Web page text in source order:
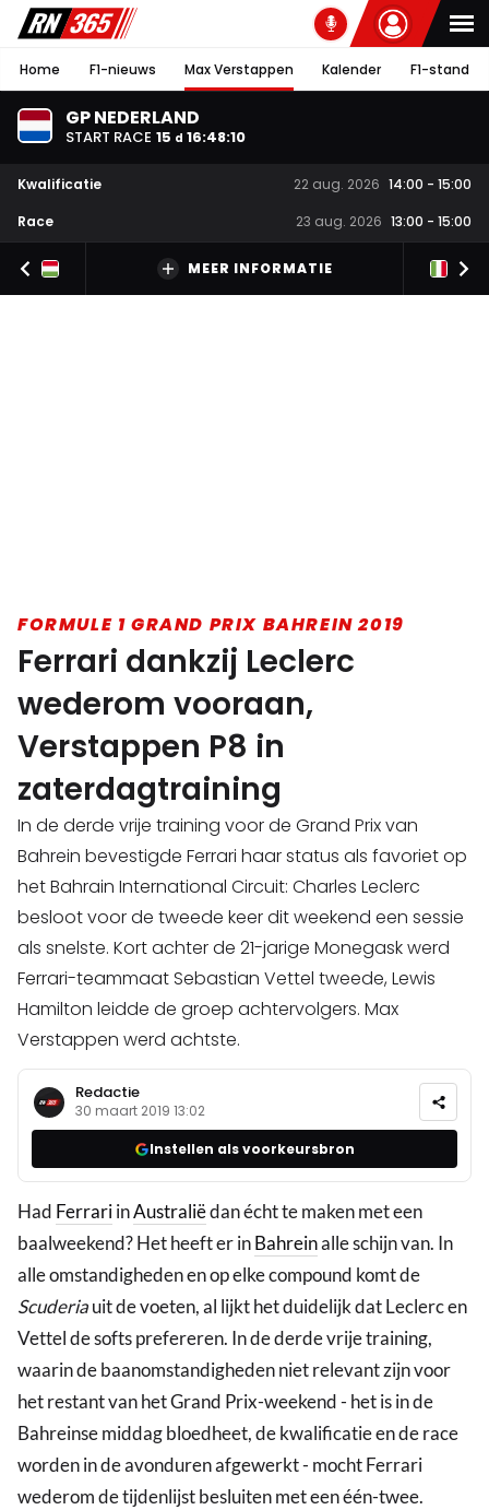
Home F1-nieuws Max Verstappen Kalender F1-stand
GP NEDERLAND
START RACE 15 d 16:48:09
Kwalificatie 22 aug. 2026 14:00 - 15:00
Race
23 aug. 2026 13:00 - 15:00
MEER INFORMATIE
FORMULE 1 GRAND PRIX BAHREIN 2019
Ferrari dankzij Leclerc
wederom vooraan,
Verstappen P8 in
zaterdagtraining
In de derde vrije training voor de Grand Prix van
Bahrein bevestigde Ferrari haar status als favoriet op
het Bahrain International Circuit: Charles Leclerc
besloot voor de tweede keer dit weekend een sessie
als snelste. Kort achter de 21-jarige Monegask werd
Ferrari-teammaat Sebastian Vettel tweede, Lewis
Hamilton leidde de groep achtervolgers. Max
Verstappen werd achtste.
Redactie
30 maart 2019 13:02
Instellen als voorkeursbron
Had FerrariinAustraliëdan écht te maken met een
baalweekend? Het heeft er inBahreinalle schijn van. In
alle omstandigheden en op elke compound komt de
Scuderiauit de voeten, al lijkt het duidelijk dat Leclerc en
Vettel de softs prefereren. In de derde vrije training,
waarin de baanomstandigheden niet relevant zijn voor
het restant van het Grand Prix-weekend - het is in de
Bahreinse middag bloedheet, de kwalificatie en de race
worden in de avonduren afgewerkt - mocht Ferrari
wederom de tijdenlijst besluiten met een één-twee.